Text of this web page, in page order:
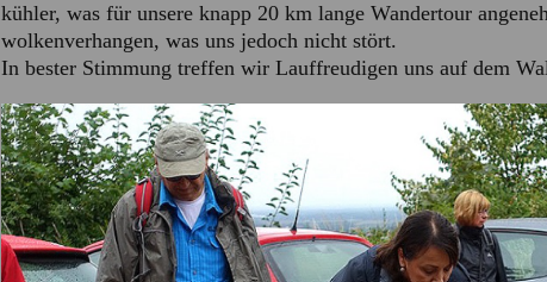
kühler, was für unsere knapp 20 km lange Wandertour
wolkenverhangen, was uns jedoch nicht stört.
In bester Stimmung treffen wir Lauffreudigen uns auf dem